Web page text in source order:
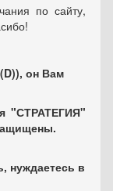
по сайту,
он Вам
"СТРАТЕГИЯ"
нуждаетесь в